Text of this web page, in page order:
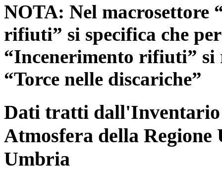
NOTA: Nel macrosettore
rifiuti” si specifica che
“Incenerimento rifiuti”
“Torce nelle discariche”
Dati tratti dall'Inventario
Atmosfera della
Umbria